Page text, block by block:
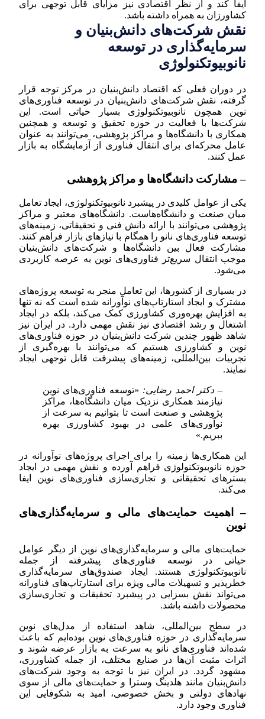
ایفا کند و از نظر اقتصادی نیز مزایای قابل توجهی برای
کشاورزان به همراه داشته باشد.
نقش شرکت‌های دانش‌بنیان و
سرمایه‌گذاری در توسعه
نانوبیوتکنولوژی
در دوران فعلی که اقتصاد دانش‌بنیان در مرکز توجه قرار
گرفته، نقش شرکت‌های دانش‌بنیان در توسعه فناوری‌های
نوین همچون نانوبیوتکنولوژی بسیار حیاتی است. این
شرکت‌ها با فعالیت در حوزه تحقیق و توسعه و همچنین
همکاری با دانشگاه‌ها و مراکز پژوهشی، می‌توانند به عنوان
عامل محرکه‌ای برای انتقال فناوری از آزمایشگاه به بازار
عمل کنند.
– مشارکت دانشگاه‌ها و مراکز پژوهشی
یکی از عوامل کلیدی در پیشبرد نانوبیوتکنولوژی، ایجاد تعامل
میان صنعت و دانشگاه‌هاست. دانشگاه‌های معتبر و مراکز
پژوهشی می‌توانند با ارائه دانش فنی و تحقیقاتی، زمینه‌های
توسعه فناوری‌های نانو را همگام با نیازهای بازار فراهم کنند.
مشارکت فعال بین دانشگاه‌ها و شرکت‌های دانش‌بنیان
موجب انتقال سریع‌تر فناوری‌های نوین به عرصه کاربردی
می‌شود.
در بسیاری از کشورها، این تعامل منجر به توسعه پروژه‌های
مشترک و ایجاد استارتاپ‌های نوآورانه شده است که نه تنها
به افزایش بهره‌وری کشاورزی کمک می‌کند، بلکه در ایجاد
اشتغال و رشد اقتصادی نیز نقش مهمی دارد. در ایران نیز
شاهد ظهور چندین شرکت دانش‌بنیان در حوزه فناوری‌های
نوین و کشاورزی هستیم که می‌توانند با بهره‌گیری از
تجربیات بین‌المللی، زمینه‌های پیشرفت قابل توجهی ایجاد
نمایند.
– دکتر احمد رضایی: «توسعه فناوری‌های نوین
نیازمند همکاری نزدیک میان دانشگاه‌ها، مراکز
پژوهشی و صنعت است تا بتوانیم به سرعت از
نوآوری‌های علمی در بهبود کشاورزی بهره
ببریم.»
این همکاری‌ها زمینه را برای اجرای پروژه‌های نوآورانه در
حوزه نانوبیوتکنولوژی فراهم آورده و نقش مهمی در ایجاد
بسترهای تحقیقاتی و تجاری‌سازی فناوری‌های نوین ایفا
می‌کند.
– اهمیت حمایت‌های مالی و سرمایه‌گذاری‌های
نوین
حمایت‌های مالی و سرمایه‌گذاری‌های نوین از دیگر عوامل
حیاتی در توسعه فناوری‌های پیشرفته از جمله
نانوبیوتکنولوژی هستند. ایجاد صندوق‌های سرمایه‌گذاری
خطرپذیر و تسهیلات مالی ویژه برای استارتاپ‌های فناورانه
می‌تواند نقش بسزایی در پیشبرد تحقیقات و تجاری‌سازی
محصولات داشته باشد.
در سطح بین‌المللی، شاهد استفاده از مدل‌های نوین
سرمایه‌گذاری در حوزه فناوری‌های نوین بوده‌ایم که باعث
شده‌اند فناوری‌های نانو به سرعت به بازار عرضه شوند و
اثرات مثبت آن‌ها در صنایع مختلف، از جمله کشاورزی،
مشهود گردد. در ایران نیز با توجه به وجود شرکت‌های
دانش‌بنیان مانند هلدینگ وسترا و حمایت‌های مالی از سوی
نهادهای دولتی و بخش خصوصی، امید به شکوفایی این
فناوری وجود دارد.